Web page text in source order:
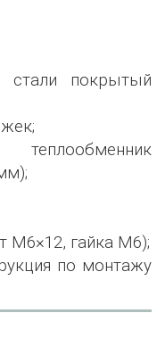
стали покрытый
М6×12, гайка М6);
по монтажу